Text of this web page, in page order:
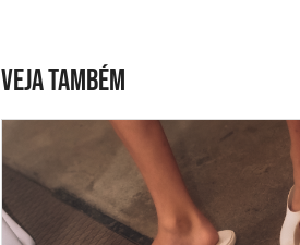
VEJA TAMBÉM